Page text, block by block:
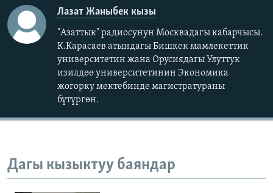
Лазат Жаныбек кызы
"Азаттык" радиосунун Москвадагы кабарчысы.
К.Карасаев атындагы Бишкек мамлекеттик
университетин жана Орусиядагы Улуттук
изилдөө университетинин Экономика
жогорку мектебинде магистратураны
бүтүргөн.
Дагы кызыктуу баяндар